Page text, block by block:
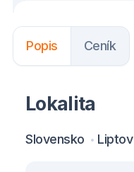
Popis Ceník
Lokalita
Slovensko Liptov